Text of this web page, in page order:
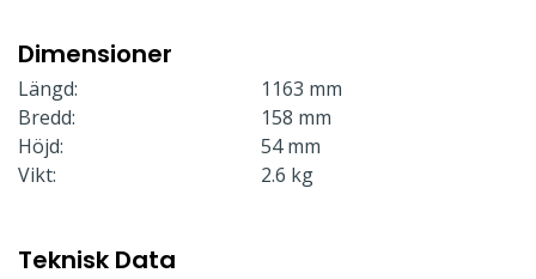
Dimensioner
Längd:
1163 mm
Bredd:
158 mm
Höjd:
54 mm
Vikt:
2.6 kg
Teknisk Data